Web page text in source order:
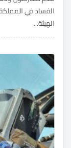
الفساد في
الهيئة...